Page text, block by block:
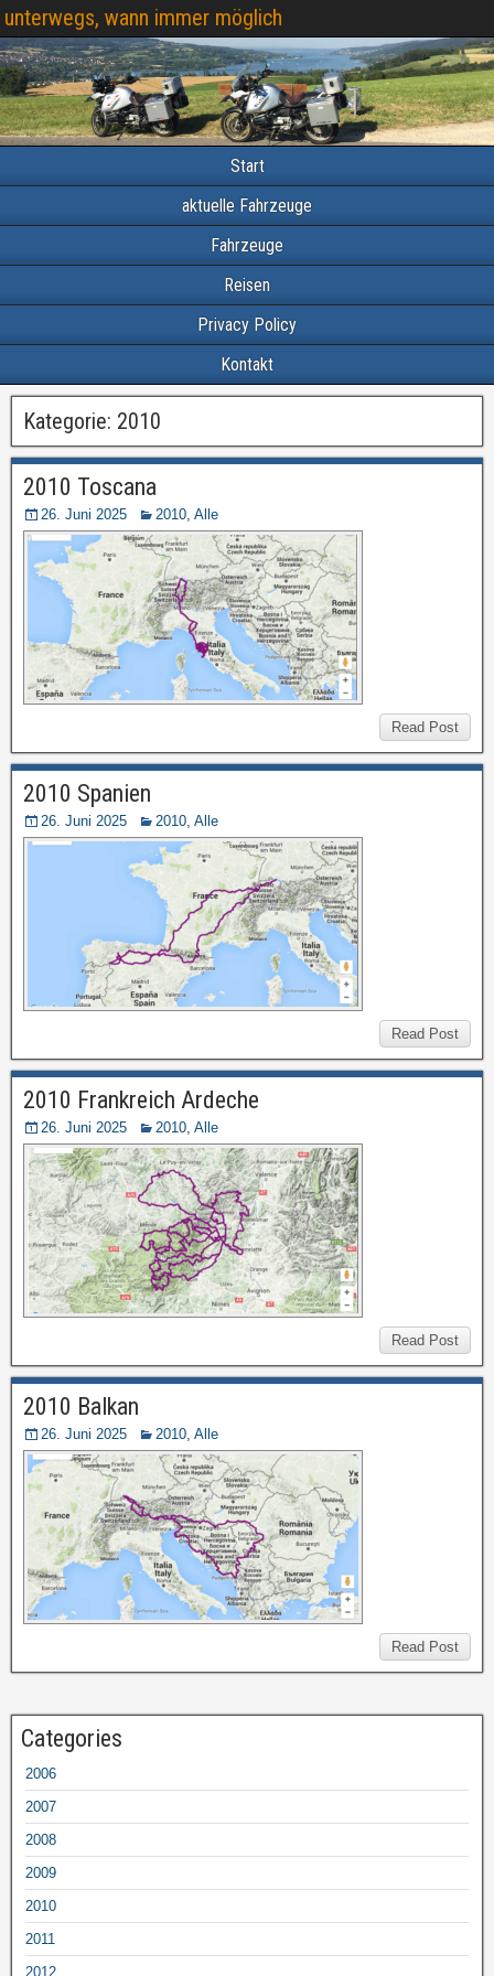
unterwegs, wann immer möglich
Start
aktuelle Fahrzeuge
Fahrzeuge
Reisen
Privacy Policy
Kontakt
Kategorie: 2010
2010 Toscana
26. Juni 2025 2010, Alle
Read Post
2010 Spanien
26. Juni 2025 2010, Alle
Read Post
2010 Frankreich Ardeche
26. Juni 2025 2010, Alle
Read Post
2010 Balkan
26. Juni 2025 2010, Alle
Read Post
Categories
2006
2007
2008
2009
2010
2011
2012